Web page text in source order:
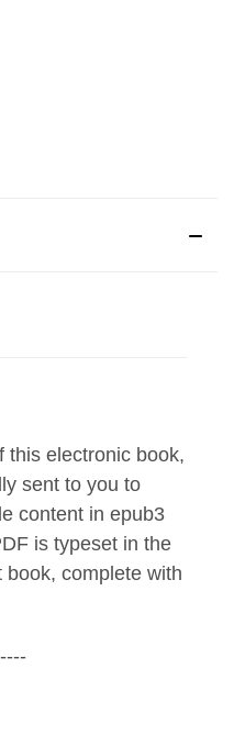
this electronic book,
sent to you to
content in epub3
is typeset in the
complete with